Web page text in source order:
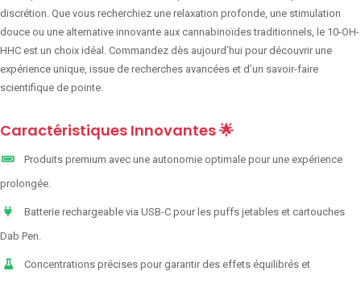
discrétion. Que vous recherchiez une relaxation profonde, une stimulation
douce ou une alternative innovante aux cannabinoïdes traditionnels, le 10-OH-
HHC est un choix idéal. Commandez dès aujourd’hui pour découvrir une
expérience unique, issue de recherches avancées et d’un savoir-faire
scientifique de pointe.
Caractéristiques Innovantes 🌟
Produits premium avec une autonomie optimale pour une expérience
prolongée.
Batterie rechargeable via USB-C pour les puffs jetables et cartouches
Dab Pen.
Concentrations précises pour garantir des effets équilibrés et